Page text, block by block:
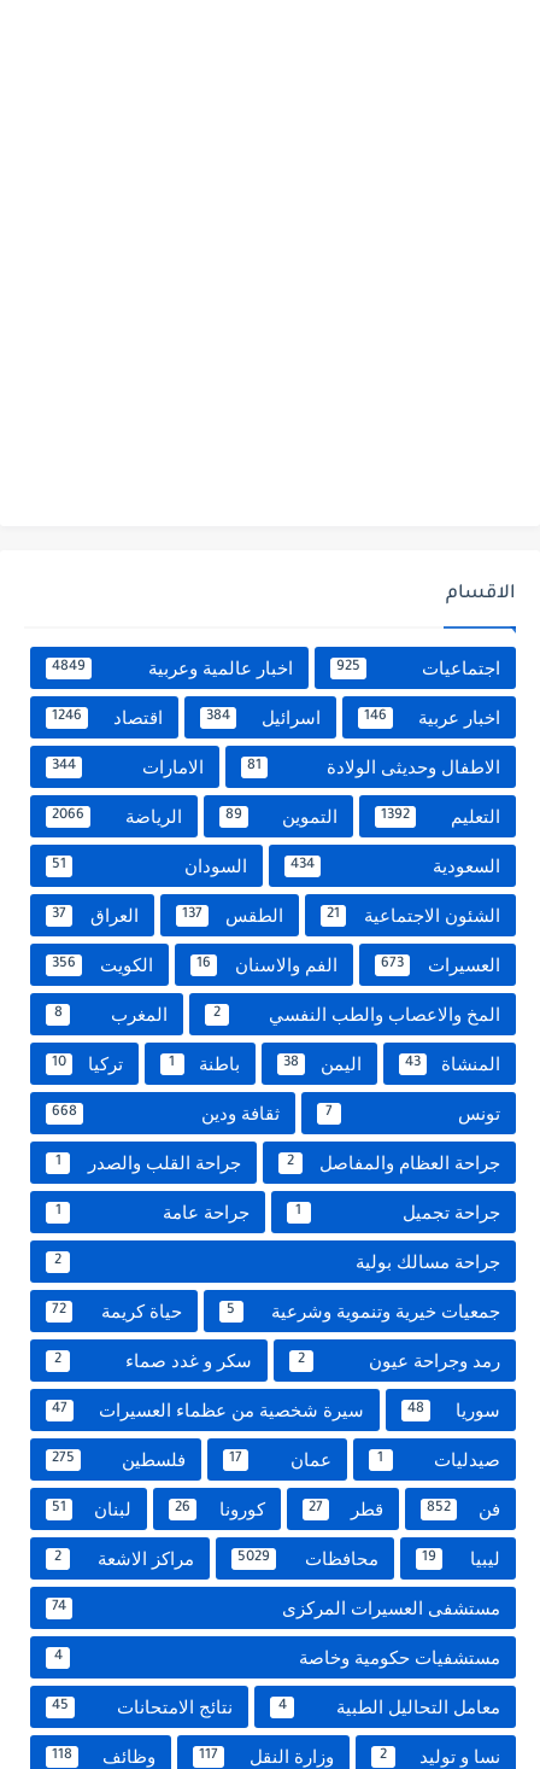
الاقسام
اجتماعيات 925 اخبار عالمية وعربية 4849
اخبار عربية 146 اسرائيل 384 اقتصاد 1246
الاطفال وحديثى الولادة 81 الامارات 344
التعليم 1392 التموين 89 الرياضة 2066
السعودية 434 السودان 51
الشئون الاجتماعية 21 الطقس 137 العراق 37
العسيرات 673 الفم والاسنان 16 الكويت 356
المخ والاعصاب والطب النفسي 2 المغرب 8
المنشاة 43 اليمن 38 باطنة 1 تركيا 10
تونس 7 ثقافة ودين 668
جراحة العظام والمفاصل 2 جراحة القلب والصدر 1
جراحة تجميل 1 جراحة عامة 1
جراحة مسالك بولية 2
جمعيات خيرية وتنموية وشرعية 5 حياة كريمة 72
رمد وجراحة عيون 2 سكر و غدد صماء 2
سوريا 48 سيرة شخصية من عظماء العسيرات 47
صيدليات 1 عمان 17 فلسطين 275
فن 852 قطر 27 كورونا 26 لبنان 51
ليبيا 19 محافظات 5029 مراكز الاشعة 2
مستشفى العسيرات المركزى 74
مستشفيات حكومية وخاصة 4
معامل التحاليل الطبية 4 نتائج الامتحانات 45
نسا و توليد 2 وزارة النقل 117 وظائف 118